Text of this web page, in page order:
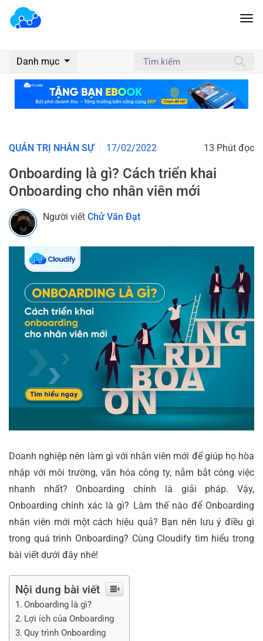
Danh mục
QUẢN TRỊ NHÂN SỰ 17/02/2022 13 Phút đọc
Onboarding là gì? Cách triển khai
Onboarding cho nhân viên mới
Người viết Chử Văn Đạt
Doanh nghiệp nên làm gì với nhân viên mới để giúp họ hòa
nhập với môi trường, văn hóa công ty, nắm bắt công việc
nhanh nhất? Onboarding chính là giải pháp. Vậy,
Onboarding chính xác là gì? Làm thế nào để Onboarding
nhân viên mới một cách hiệu quả? Bạn nên lưu ý điều gì
trong quá trình Onboarding? Cùng Cloudify tìm hiểu trong
bài viết dưới đây nhé!
Nội dung bài viết
Onboarding là gì?
Lợi ích của Onboarding
Quy trình Onboarding